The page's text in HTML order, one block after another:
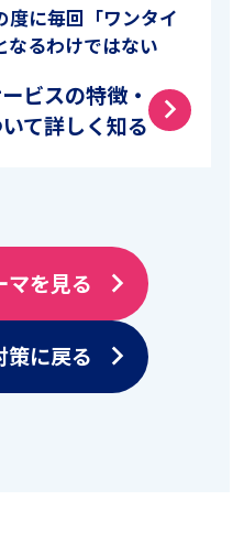
度に毎回「ワンタイ
なるわけではない
ビスの特徴・
て詳しく知る
arrow_forward_ios
マを見る arrow_forward_ios
策に戻る arrow_forward_ios